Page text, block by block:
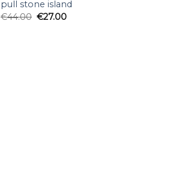
pull stone island
€44.00 €27.00